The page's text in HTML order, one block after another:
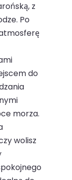
z
Po
do
morza.
wolisz